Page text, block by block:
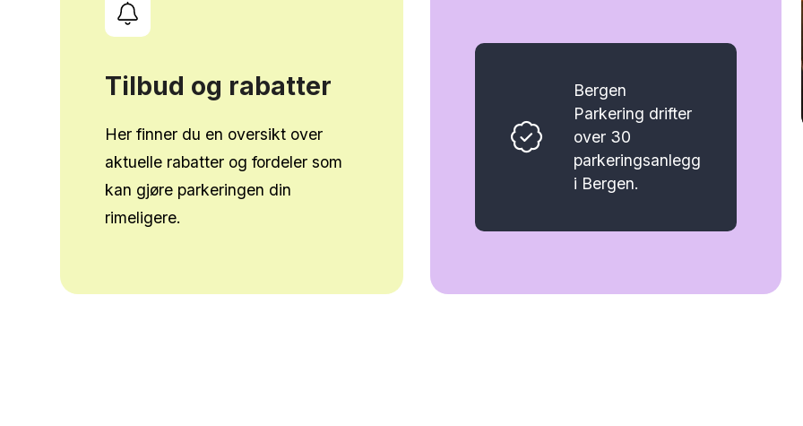
Tilbud og rabatter
Her finner du en oversikt over
aktuelle rabatter og fordeler som
kan gjøre parkeringen din
rimeligere.
Bergen
Parkering drifter
over 30
parkeringsanlegg
i Bergen.